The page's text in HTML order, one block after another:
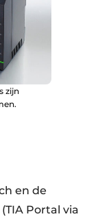
zijn
en de
Portal via